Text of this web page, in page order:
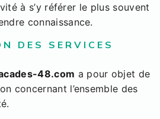
à s’y référer le plus souvent
connaissance.
DES SERVICES
48.com a pour objet de
concernant l’ensemble des